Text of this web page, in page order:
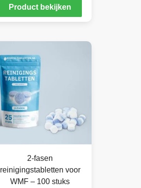
Product bekijken
2-fasen
reinigingstabletten voor
WMF – 100 stuks